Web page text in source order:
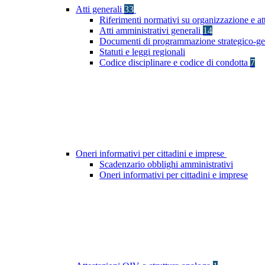
Atti generali 33
Riferimenti normativi su organizzazione e
Atti amministrativi generali 14
Documenti di programmazione strategico-
Statuti e leggi regionali
Codice disciplinare e codice di condotta 7
Oneri informativi per cittadini e imprese
Scadenzario obblighi amministrativi
Oneri informativi per cittadini e imprese